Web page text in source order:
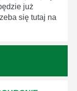
już
się tutaj na